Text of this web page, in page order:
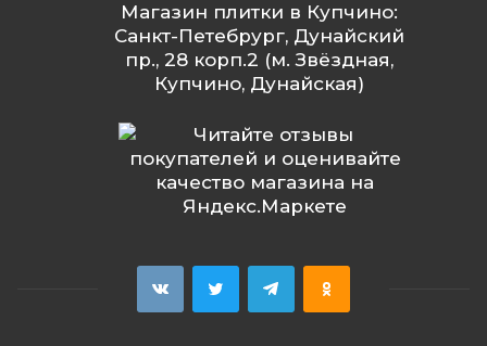
Магазин плитки в Купчино:
Санкт-Петебрург, Дунайский
пр., 28 корп.2 (м. Звёздная,
Купчино, Дунайская)